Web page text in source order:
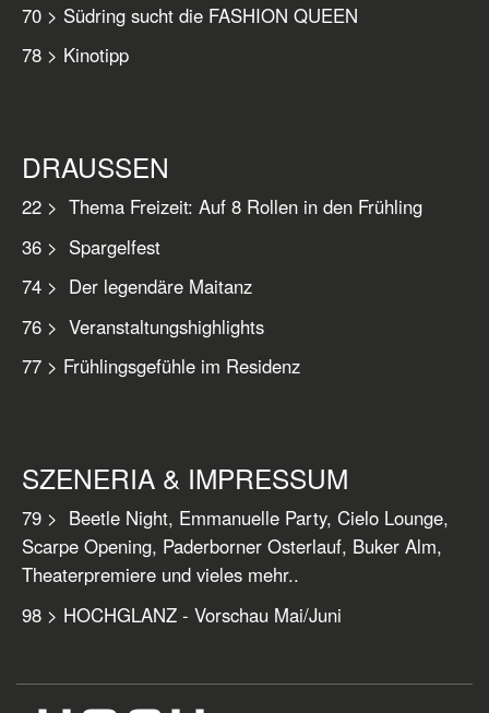
70 > Südring sucht die FASHION QUEEN
78 > Kinotipp
DRAUSSEN
22 > Thema Freizeit: Auf 8 Rollen in den Frühling
36 > Spargelfest
74 > Der legendäre Maitanz
76 > Veranstaltungshighlights
77 > Frühlingsgefühle im Residenz
SZENERIA & IMPRESSUM
79 > Beetle Night, Emmanuelle Party, Cielo Lounge,
Scarpe Opening, Paderborner Osterlauf, Buker Alm,
Theaterpremiere und vieles mehr..
98 > HOCHGLANZ - Vorschau Mai/Juni